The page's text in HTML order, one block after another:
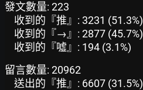
發文數量: 223
收到的『推』: 3231 (51.3%)
收到的『→』: 2877 (45.7%)
收到的『噓』: 194 (3.1%)
留言數量: 20962
送出的『推』: 6607 (31.5%)